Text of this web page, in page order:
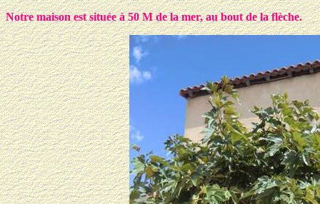
Notre maison est située à 50 M de la mer, au bout de la flèche.